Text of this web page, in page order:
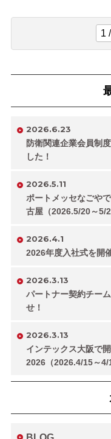
1
2026.6.23
防衛関連企業会員制
した！
2026.5.11
ポートメッセなごや
古屋（2026.5/20～5/
2026.4.1
2026年度入社式を開
2026.3.13
パートナー契約チー
せ！
2026.3.13
インテックス大阪で
2026（2026.4/15～4/